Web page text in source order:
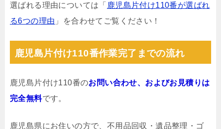
選ばれる理由については「 鹿児島片付け110番が選ばれ
る6つの理由 」を合わせてご覧ください！
鹿児島片付け110番作業完了までの流れ
鹿児島片付け110番のお問い合わせ、およびお見積りは
完全無料です。
鹿児島県にお住いの方で、不用品回収・遺品整理・ゴ